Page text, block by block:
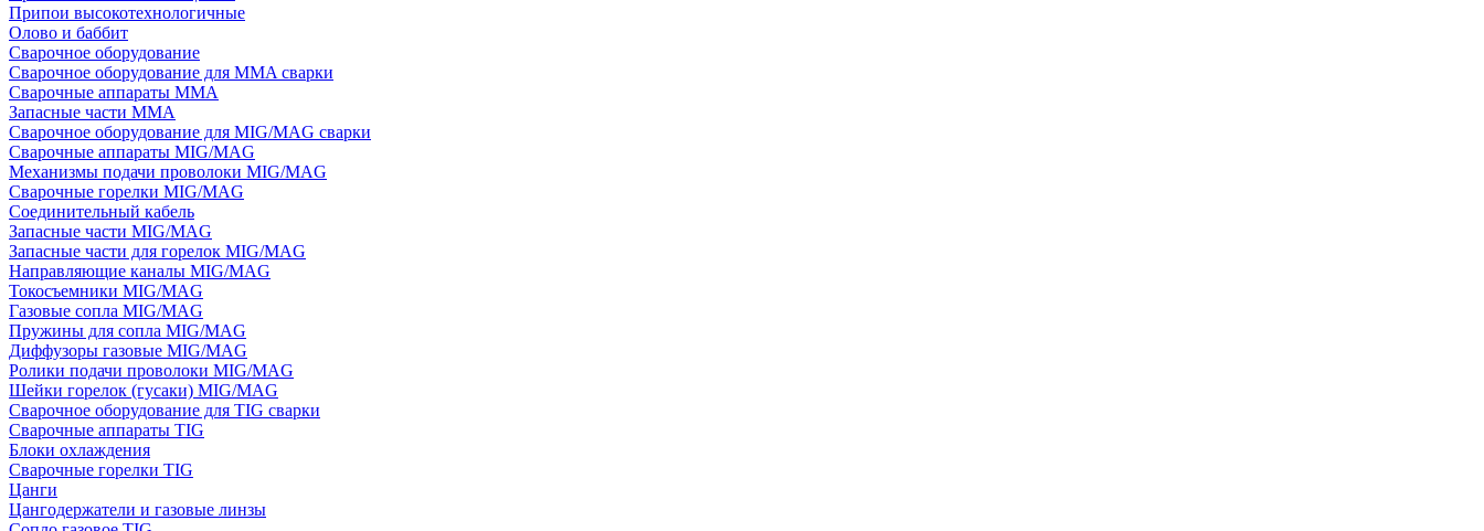
Припои высокотехнологичные
Олово и баббит
Сварочное оборудование
Сварочное оборудование для MMA сварки
Сварочные аппараты MMA
Запасные части MMA
Сварочное оборудование для MIG/MAG сварки
Сварочные аппараты MIG/MAG
Механизмы подачи проволоки MIG/MAG
Сварочные горелки MIG/MAG
Соединительный кабель
Запасные части MIG/MAG
Запасные части для горелок MIG/MAG
Направляющие каналы MIG/MAG
Токосъемники MIG/MAG
Газовые сопла MIG/MAG
Пружины для сопла MIG/MAG
Диффузоры газовые MIG/MAG
Ролики подачи проволоки MIG/MAG
Шейки горелок (гусаки) MIG/MAG
Сварочное оборудование для TIG сварки
Сварочные аппараты TIG
Блоки охлаждения
Сварочные горелки TIG
Цанги
Цангодержатели и газовые линзы